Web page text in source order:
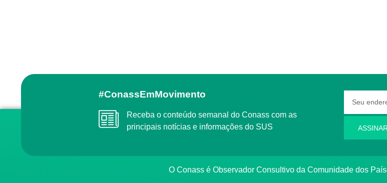
#ConassEmMovimento
Receba o conteúdo semanal do Conass com as
principais notícias e informações do SUS
ASSINAR
O Conass é Observador Consultivo da Comunidade dos